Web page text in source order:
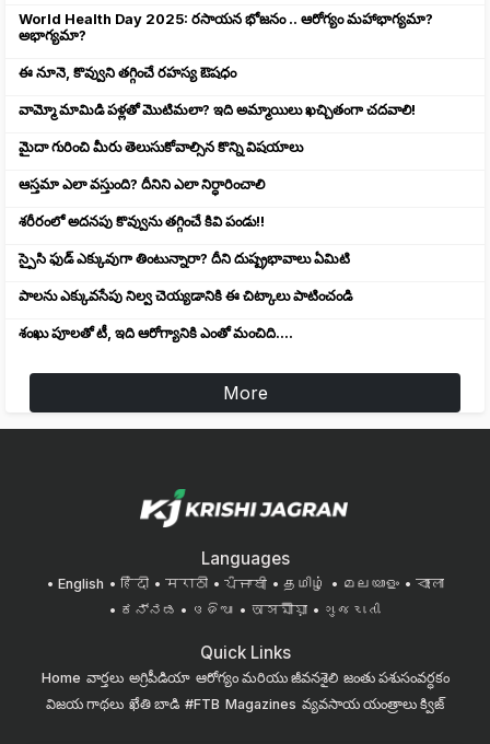
World Health Day 2025: రసాయన భోజనం .. ఆరోగ్యం మహాభాగ్యమా?
అభాగ్యమా?
ఈ నూనె, కొవ్వుని తగ్గించే రహస్య ఔషధం
వామ్మో మామిడి పళ్లతో మొటిమలా? ఇది అమ్మాయిలు ఖచ్చితంగా చదవాలి!
మైదా గురించి మీరు తెలుసుకోవాల్సిన కొన్ని విషయాలు
ఆస్తమా ఎలా వస్తుంది? దీనిని ఎలా నిర్ధారించాలి
శరీరంలో అదనపు కొవ్వును తగ్గించే కివి పండు!!
స్పైసి ఫుడ్ ఎక్కువుగా తింటున్నారా? దీని దుష్ప్రభావాలు ఏమిటి
పాలను ఎక్కువసేపు నిల్వ చెయ్యడానికి ఈ చిట్కాలు పాటించండి
శంఖు పూలతో టీ, ఇది ఆరోగ్యానికి ఎంతో మంచిది....
More
Languages
English हिंदी मराठी ਪੰਜਾਬੀ தமிழ் മലയാളം
বাংলা
ಕನ್ನಡ
ଓଡିଆ অসমীয়া ગુજરાતી
Quick Links
Home వార్తలు అగ్రిపీడియా ఆరోగ్యం మరియు జీవనశైలి జంతు పశుసంవర్ధకం
విజయ గాథలు ఖేతి బాడి #FTB Magazines వ్యవసాయ యంత్రాలు క్విజ్